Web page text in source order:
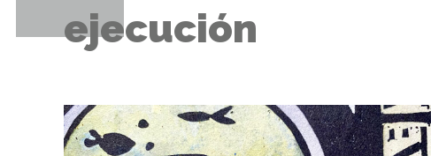
ejecución